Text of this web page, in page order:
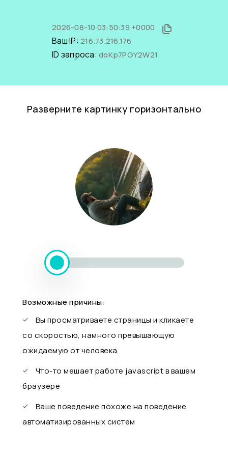
2026-08-10 03:50:39 +0000
Ваш IP: 216.73.216.176
ID запроса: doKp7PGY2W21
Разверните картинку горизонтально
Возможные причины:
Вы просматриваете страницы и кликаете
со скоростью, намного превышающую
ожидаемую от человека
Что-то мешает работе javascript в вашем
браузере
Ваше поведение похоже на поведение
автоматизированных систем